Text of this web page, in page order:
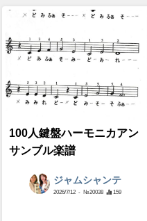
100人鍵盤ハーモニカアン
サンブル楽譜
ジャムシャンテ
2026/7/12 - №20038 159